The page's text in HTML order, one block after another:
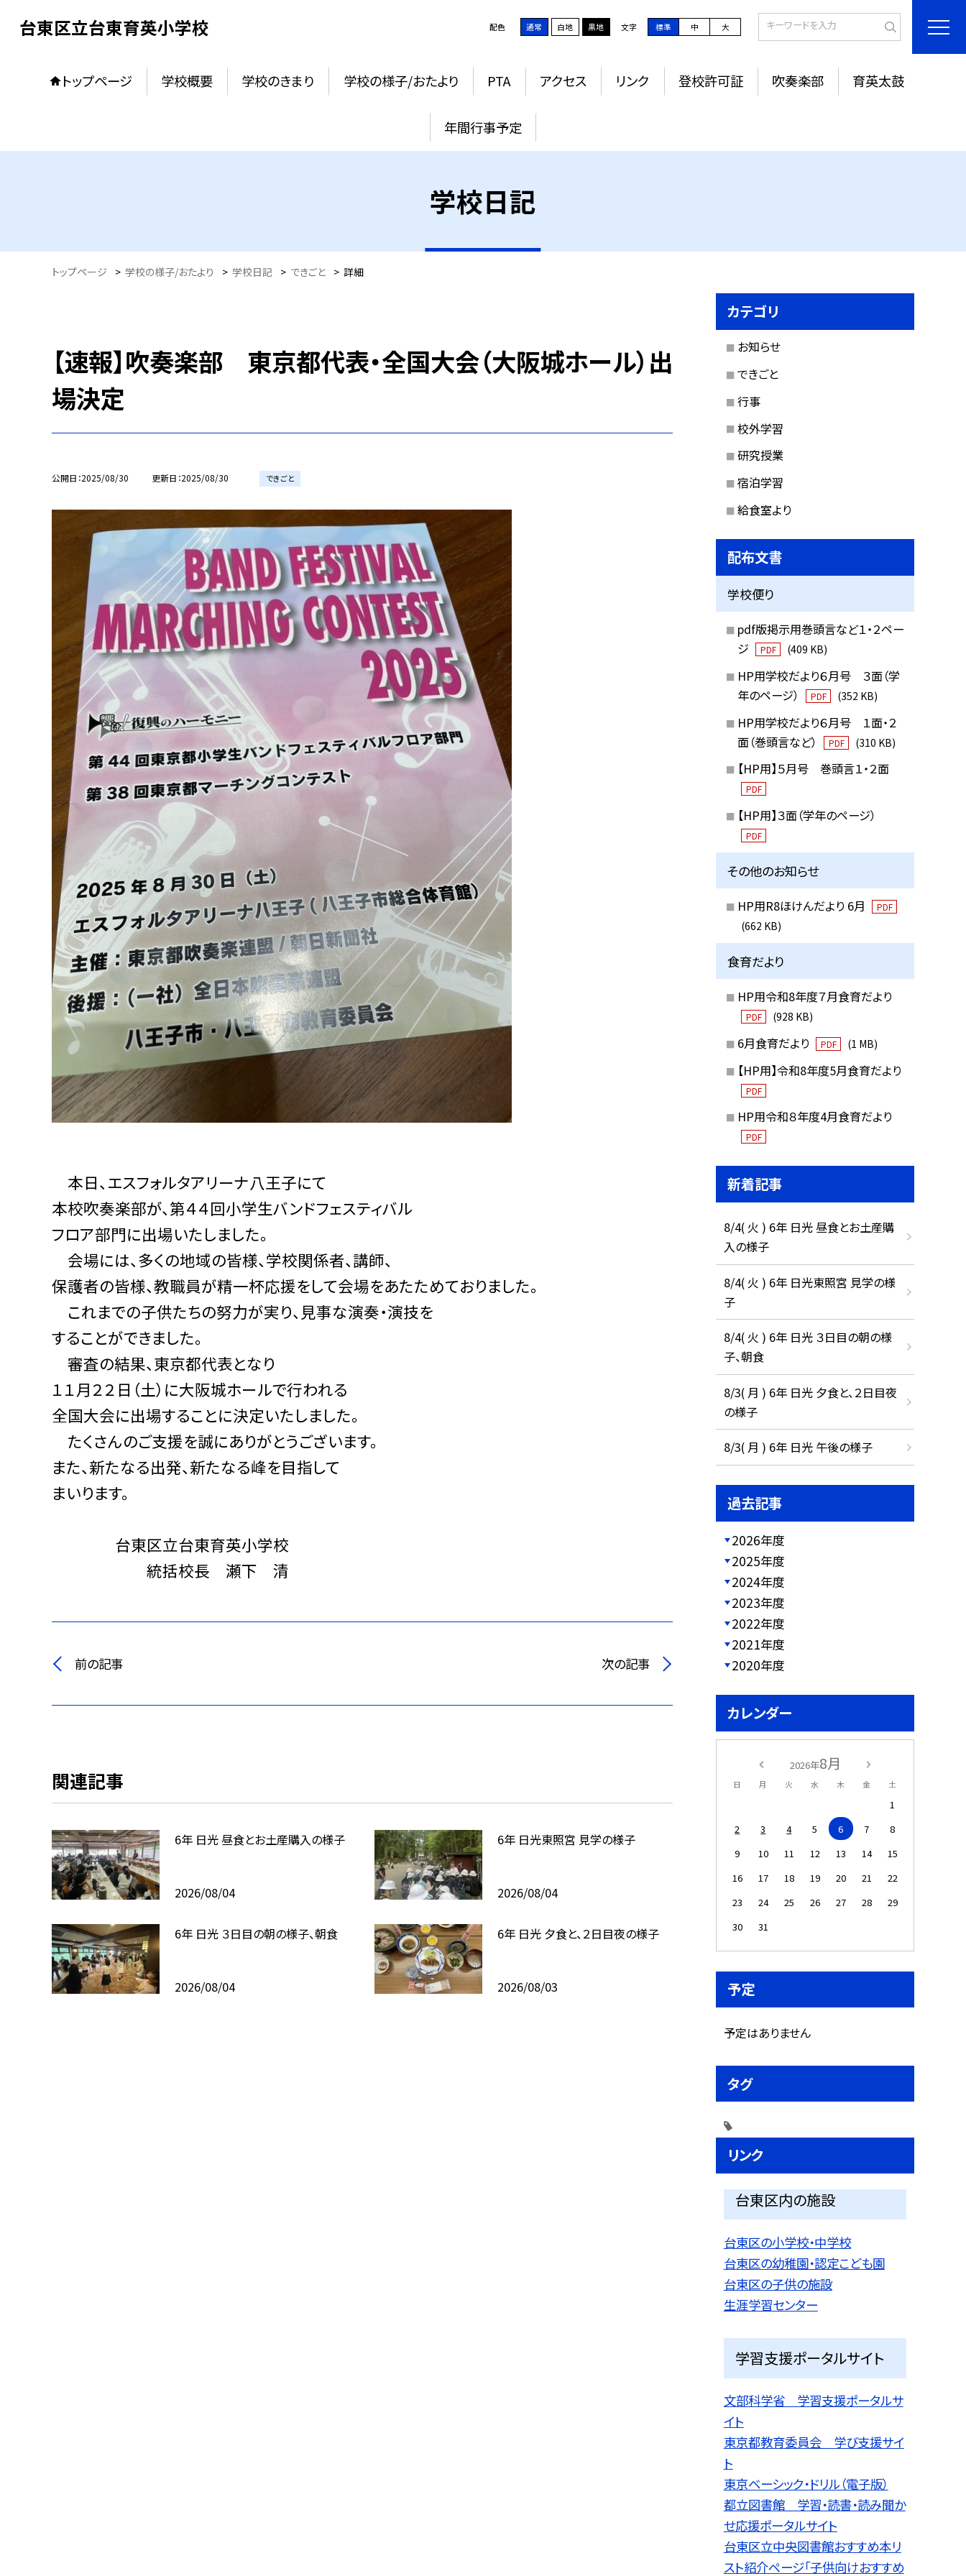
台東区立台東育英小学校 配色 通常 白地 黒地 文字 標準 中 大
トップページ 学校概要 学校のきまり 学校の様子/おたより PTA アクセス リンク 登校許可証 吹奏楽部 育英太鼓
年間行事予定
学校日記
トップページ > 学校の様子/おたより > 学校日記 > できごと > 詳細
【速報】吹奏楽部 東京都代表・全国大会（大阪城ホール）出
場決定
公開日 2025/08/30 更新日 2025/08/30 できごと
本日、エスフォルタアリーナ八王子にて
本校吹奏楽部が、第４４回小学生バンドフェスティバル
フロア部門に出場いたしました。
会場には、多くの地域の皆様、学校関係者、講師、
保護者の皆様、教職員が精一杯応援をして会場をあたためておりました。
これまでの子供たちの努力が実り、見事な演奏・演技を
することができました。
審査の結果、東京都代表となり
１１月２２日（土）に大阪城ホールで行われる
全国大会に出場することに決定いたしました。
たくさんのご支援を誠にありがとうございます。
また、新たなる出発、新たなる峰を目指して
まいります。
台東区立台東育英小学校
統括校長 瀬下 清
前の記事 次の記事
関連記事
6年 日光 昼食とお土産購入の様子
2026/08/04
6年 日光東照宮 見学の様子
2026/08/04
6年 日光 ３日目の朝の様子、朝食
2026/08/04
6年 日光 夕食と、２日目夜の様子
2026/08/03
カテゴリ
お知らせ
できごと
行事
校外学習
研究授業
宿泊学習
給食室より
配布文書
学校便り
pdf版掲示用巻頭言など１・２ペー
ジ
PDF (409 KB)
HP用学校だより６月号 ３面（学
年のページ）
PDF (352 KB)
HP用学校だより６月号 １面・２
面（巻頭言など）
PDF (310 KB)
【HP用】５月号 巻頭言１・２面
PDF
【HP用】３面（学年のページ）
PDF
その他のお知らせ
HP用R8ほけんだより 6月 PDF
(662 KB)
食育だより
HP用令和8年度７月食育だより
PDF (928 KB)
6月食育だより PDF (1 MB)
【HP用】令和8年度5月食育だより
PDF
HP用令和８年度4月食育だより
PDF
新着記事
8/4( 火 ) 6年 日光 昼食とお土産購
入の様子
8/4( 火 ) 6年 日光東照宮 見学の様
子
8/4( 火 ) 6年 日光 ３日目の朝の様
子、朝食
8/3( 月 ) 6年 日光 夕食と、２日目夜
の様子
8/3( 月 ) 6年 日光 午後の様子
過去記事
2026年度
2025年度
2024年度
2023年度
2022年度
2021年度
2020年度
カレンダー
2026年8月
日 月 火 水 木 金 土
1
2
3 4 5 6 7
8
9
10 11 12 13 14
15
16
17 18 19 20 21
22
23
24 25 26 27 28
29
30
31
予定
予定はありません
タグ
リンク
台東区内の施設
台東区の小学校・中学校
台東区の幼稚園・認定こども園
台東区の子供の施設
生涯学習センター
学習支援ポータルサイト
文部科学省 学習支援ポータルサ
イト
東京都教育委員会 学び支援サイ
ト
東京ベーシック・ドリル（電子版）
都立図書館 学習・読書・読み聞か
せ応援ポータルサイト
台東区立中央図書館おすすめ本リ
スト紹介ページ「子供向けおすすめ